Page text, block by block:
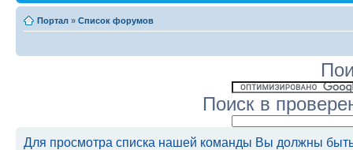
Портал » Список форумов
Поиск в
Для просмотра списка нашей команды Вы должны